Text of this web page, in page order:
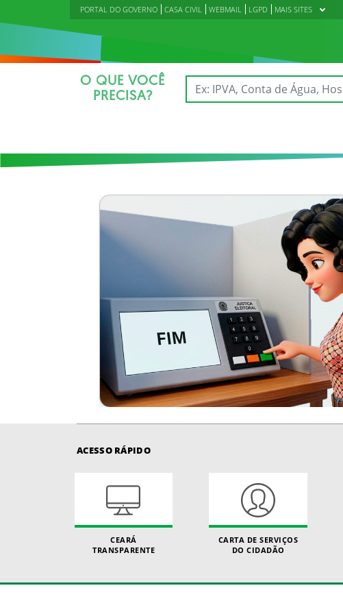
PORTAL DO GOVERNO CASA CIVIL WEBMAIL LGPD MAIS SITES
O QUE VOCÊ
PRECISA?
ACESSO RÁPIDO
CEARÁ
TRANSPARENTE
CARTA DE SERVIÇOS
DO CIDADÃO